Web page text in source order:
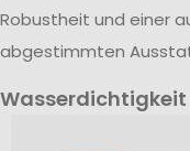
Robustheit und einer
abgestimmten
Wasserdichtigkeit